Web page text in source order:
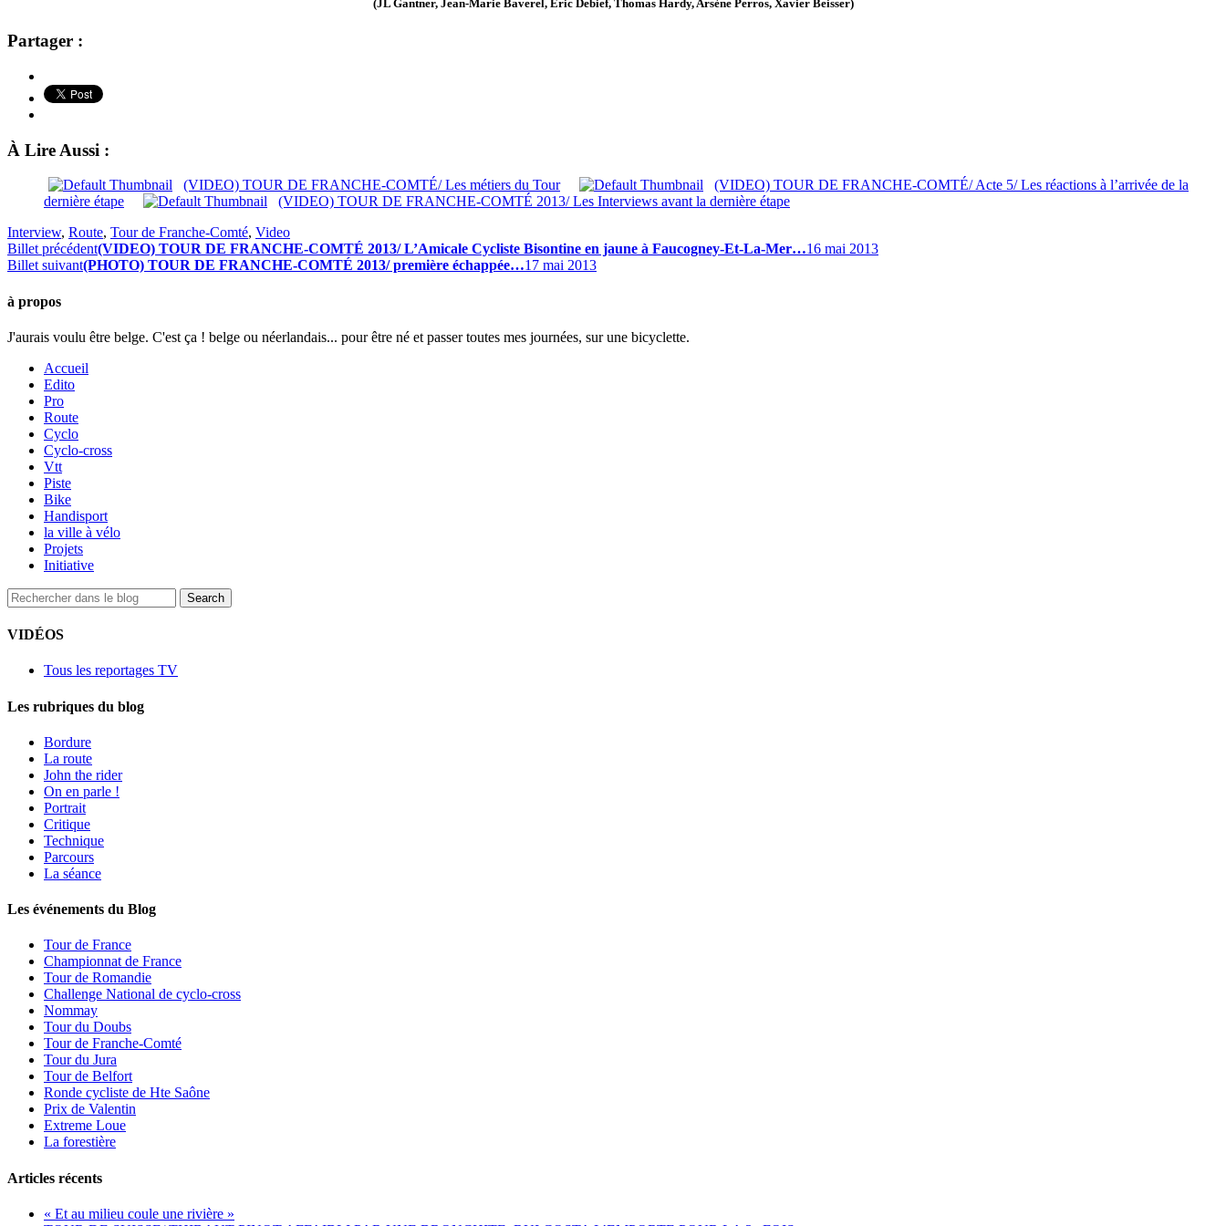
(JL Gantner, Jean-Marie Baverel, Eric Debief, Thomas Hardy, Arsène Perros, Xavier Beisser)
Partager :
À Lire Aussi :
(VIDEO) TOUR DE FRANCHE-COMTÉ/ Les métiers du Tour
(VIDEO) TOUR DE FRANCHE-COMTÉ/ Acte 5/ Les réactions à l’arrivée de la
dernière étape
(VIDEO) TOUR DE FRANCHE-COMTÉ 2013/ Les Interviews avant la dernière étape
Interview, Route, Tour de Franche-Comté, Video
Billet précédent(VIDEO) TOUR DE FRANCHE-COMTÉ 2013/ L’Amicale Cycliste Bisontine en jaune à Faucogney-Et-La-Mer…16 mai 2013
Billet suivant(PHOTO) TOUR DE FRANCHE-COMTÉ 2013/ première échappée…17 mai 2013
à propos
J'aurais voulu être belge. C'est ça ! belge ou néerlandais... pour être né et passer toutes mes journées, sur une bicyclette.
Accueil
Edito
Pro
Route
Cyclo
Cyclo-cross
Vtt
Piste
Bike
Handisport
la ville à vélo
Projets
Initiative
VIDÉOS
Tous les reportages TV
Les rubriques du blog
Bordure
La route
John the rider
On en parle !
Portrait
Critique
Technique
Parcours
La séance
Les événements du Blog
Tour de France
Championnat de France
Tour de Romandie
Challenge National de cyclo-cross
Nommay
Tour du Doubs
Tour de Franche-Comté
Tour du Jura
Tour de Belfort
Ronde cycliste de Hte Saône
Prix de Valentin
Extreme Loue
La forestière
Articles récents
« Et au milieu coule une rivière »